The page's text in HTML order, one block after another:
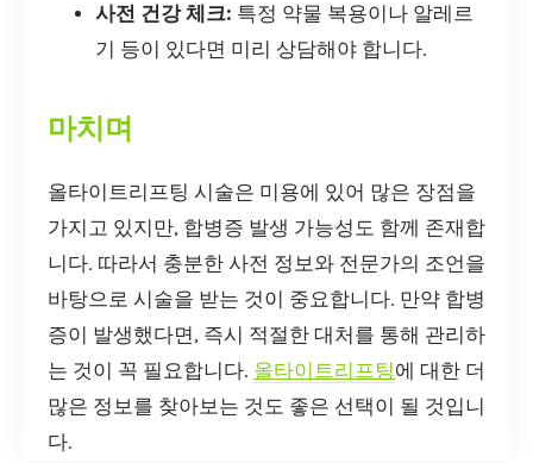
사전 건강 체크: 특정 약물 복용이나 알레르
기 등이 있다면 미리 상담해야 합니다.
마치며
올타이트리프팅 시술은 미용에 있어 많은 장점을
가지고 있지만, 합병증 발생 가능성도 함께 존재합
니다. 따라서 충분한 사전 정보와 전문가의 조언을
바탕으로 시술을 받는 것이 중요합니다. 만약 합병
증이 발생했다면, 즉시 적절한 대처를 통해 관리하
는 것이 꼭 필요합니다. 올타이트리프팅에 대한 더
많은 정보를 찾아보는 것도 좋은 선택이 될 것입니
다.